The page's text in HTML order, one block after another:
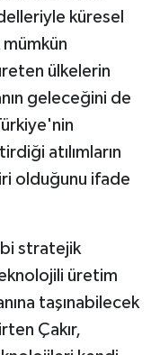
küresel
ülkelerin
geleceğini de
atılımların
olduğunu ifade
stratejik
üretim
taşınabilecek
Çakır,